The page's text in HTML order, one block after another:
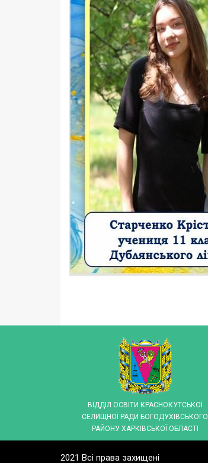
ВІДДІЛ ОСВІТИ КРАСНОКУТСЬКОЇ
СЕЛИЩНОЇ РАДИ БОГОДУХІВСЬКОГО
РАЙОНУ ХАРКІВСЬКОЇ ОБЛАСТІ
2021 Всі права захищені